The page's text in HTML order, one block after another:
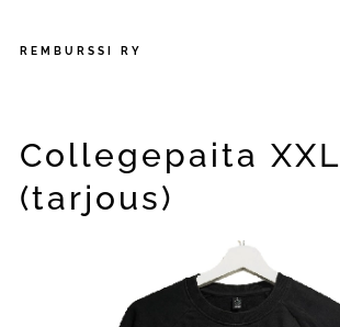
REMBURSSI RY
Collegepaita XXL
(tarjous)